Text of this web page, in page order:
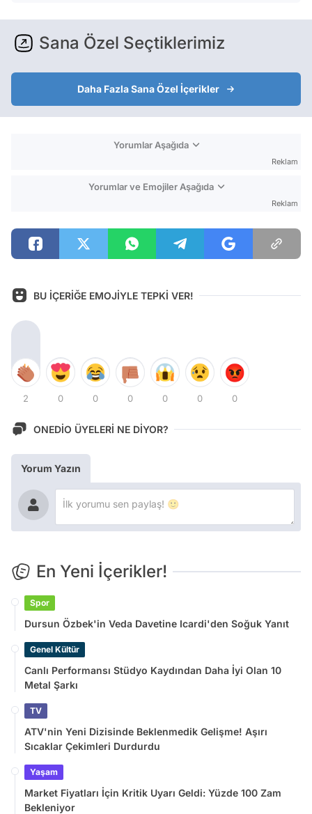
Sana Özel Seçtiklerimiz
Daha Fazla Sana Özel İçerikler
Yorumlar Aşağıda
Reklam
Yorumlar ve Emojiler Aşağıda
Reklam
BU İÇERİĞE EMOJİYLE TEPKİ VER!
2 0 0 0 0 0 0
ONEDİO ÜYELERİ NE DİYOR?
Yorum Yazın
En Yeni İçerikler!
Spor
Dursun Özbek'in Veda Davetine Icardi'den Soğuk Yanıt
Genel Kültür
Canlı Performansı Stüdyo Kaydından Daha İyi Olan 10
Metal Şarkı
TV
ATV'nin Yeni Dizisinde Beklenmedik Gelişme! Aşırı
Sıcaklar Çekimleri Durdurdu
Yaşam
Market Fiyatları İçin Kritik Uyarı Geldi: Yüzde 100 Zam
Bekleniyor